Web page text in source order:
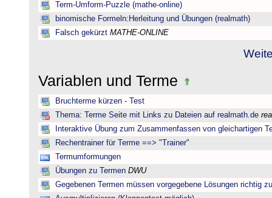
Term-Umform-Puzzle (mathe-online)
binomische Formeln:Herleitung und Übungen (realmath)
Falsch gekürzt MATHE-ONLINE
Variablen und Terme
Bruchterme kürzen - Test
Thema: Terme Seite mit Links zu Dateien auf realmath.de
Interaktive Übung zum Zusammenfassen von gleichartigen
Rechentrainer für Terme ==> "Trainer"
Termumformungen
Übungen zu Termen DWU
Gegebenen Termen müssen vorgegebene Lösungen richtig